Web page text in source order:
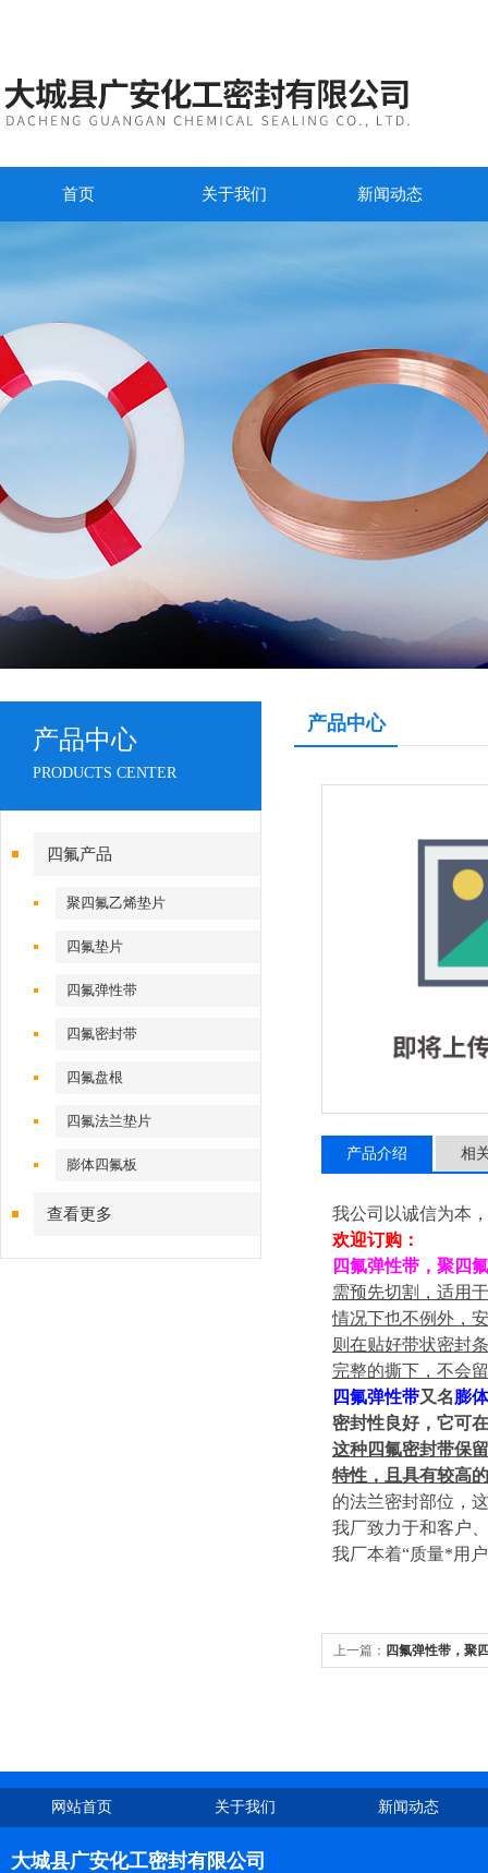
首页 关于我们 新闻动态
产品中心
PRODUCTS CENTER
四氟产品
聚四氟乙烯垫片
四氟垫片
四氟弹性带
四氟密封带
四氟盘根
四氟法兰垫片
膨体四氟板
查看更多
产品中心
产品介绍 相
我公司以诚信为本
欢迎订购：
四氟弹性带，聚四
需预先切割，适用
情况下也不例外，
则在贴好带状密封
完整的撕下，不会
四氟弹性带又名膨
密封性良好，它可
这种四氟密封带保
特性，且具有较高
的法兰密封部位，
我厂致力于和客户
我厂本着“质量*用
上一篇： 四氟弹性带，聚
网站首页 关于我们 新闻动态
大城县广安化工密封有限公司